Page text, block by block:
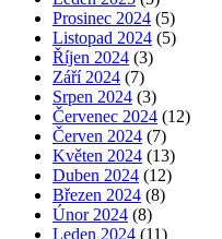
Prosinec 2024 (5)
Listopad 2024 (5)
Říjen 2024 (3)
Září 2024 (7)
Srpen 2024 (3)
Červenec 2024 (12)
Červen 2024 (7)
Květen 2024 (13)
Duben 2024 (12)
Březen 2024 (8)
Únor 2024 (8)
Leden 2024 (11)